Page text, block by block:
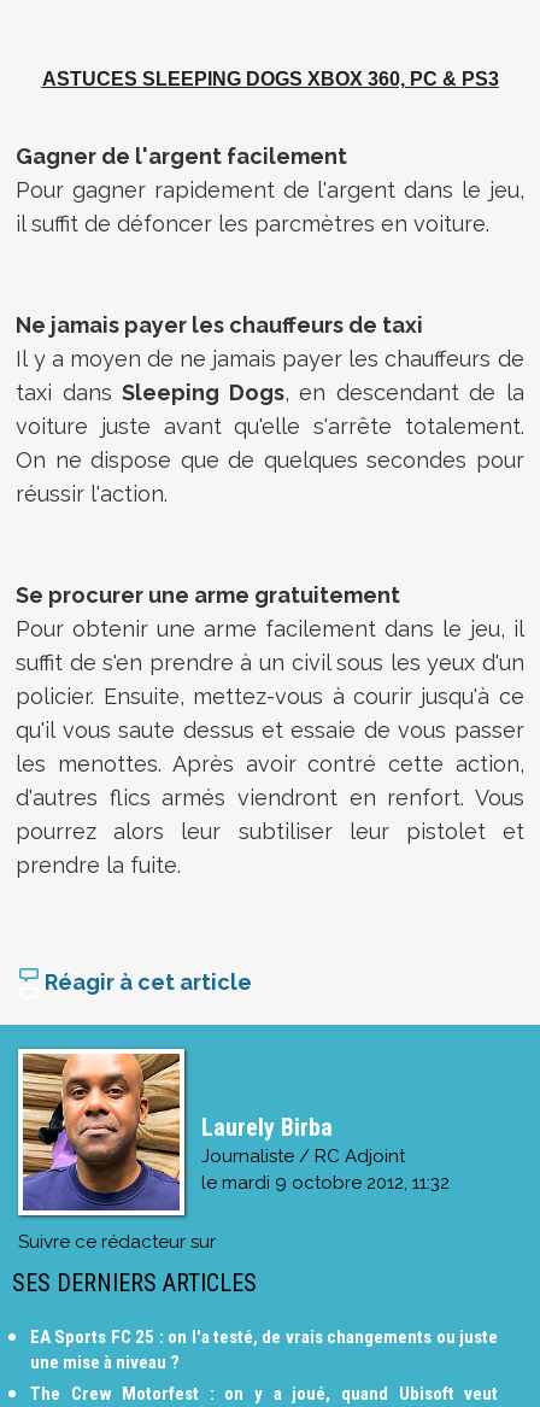
ASTUCES SLEEPING DOGS XBOX 360, PC & PS3
Gagner de l'argent facilement
Pour gagner rapidement de l'argent dans le jeu,
il suffit de défoncer les parcmètres en voiture.
Ne jamais payer les chauffeurs de taxi
Il y a moyen de ne jamais payer les chauffeurs de
taxi dansSleeping Dogs, en descendant de la
voiture juste avant qu'elle s'arrête totalement.
On ne dispose que de quelques secondes pour
réussir l'action.
Se procurer une arme gratuitement
Pour obtenir une arme facilement dans le jeu, il
suffit de s'en prendre à un civil sous les yeux d'un
policier. Ensuite, mettez-vous à courir jusqu'à ce
qu'il vous saute dessus et essaie de vous passer
les menottes. Après avoir contré cette action,
d'autres flics armés viendront en renfort. Vous
pourrez alors leur subtiliser leur pistolet et
prendre la fuite.
Réagir à cet article
Laurely Birba
Journaliste / RC Adjoint
le mardi 9 octobre 2012, 11:32
Suivre ce rédacteur sur
SES DERNIERS ARTICLES
EA Sports FC 25 : on l'a testé, de vrais changements ou juste
une mise à niveau ?
The Crew Motorfest : on y a joué, quand Ubisoft veut